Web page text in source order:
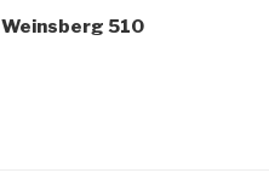
izvēlne
ziņa:
Weinsberg 510